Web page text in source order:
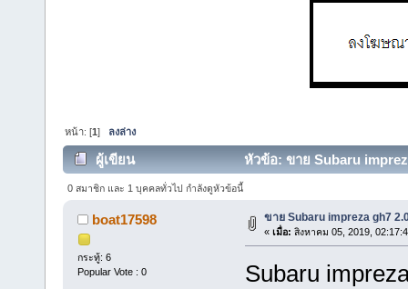
หน้า: [1] ลงล่าง
ผู้เขียน หัวข้อ: ขาย Subaru
0 สมาชิก และ 1 บุคคลทั่วไป กำลังดูหัวข้อนี้
boat17598
กระทู้: 6
Popular Vote : 0
ขาย Subaru impreza gh7
« เมื่อ: สิงหาคม 05, 2019,
Subaru